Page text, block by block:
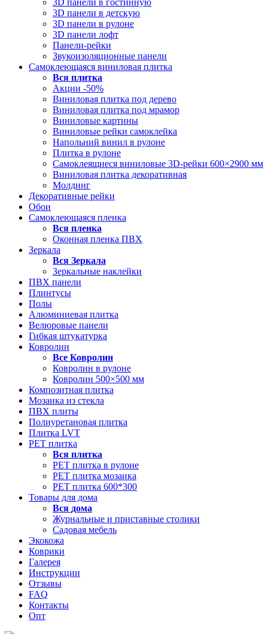
3D панели в гостинную
3D панели в детскую
3D панели в рулоне
3D панели лофт
Панели-рейки
Звукоизоляционные панели
Самоклеющаяся виниловая плитка
Вся плитка
Акции -50%
Виниловая плитка под дерево
Виниловая плитка под мрамор
Виниловые картины
Виниловые рейки самоклейка
Напольний винил в рулоне
Плитка в рулоне
Самоклеящиеся виниловые 3D‑рейки 600×2900 мм
Виниловая плитка декоративная
Молдинг
Декоративные рейки
Обои
Самоклеющаяся пленка
Вся пленка
Оконная пленка ПВХ
Зеркала
Вся Зеркала
Зеркальные наклейки
ПВХ панели
Плинтусы
Полы
Алюминиевая плитка
Велюровые панели
Гибкая штукатурка
Ковролин
Все Ковролин
Ковролин в рулоне
Ковролин 500×500 мм
Композитная плитка
Мозаика из стекла
ПВХ плиты
Полиуретановая плитка
Плитка LVT
РЕТ плитка
Вся плитка
РЕТ плитка в рулоне
РЕТ плитка мозаика
РЕТ плитка 600*300
Товары для дома
Вся дома
Журнальные и приставные столики
Садовая мебель
Экокожа
Коврики
Галерея
Инструкции
Отзывы
FAQ
Контакты
Опт